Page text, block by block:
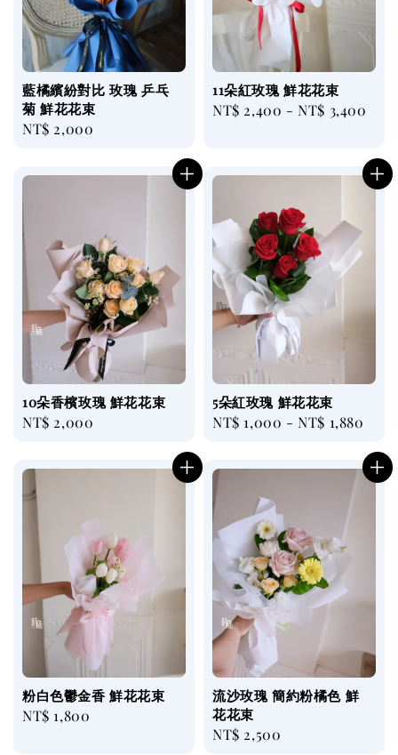
藍橘繽紛對比 玫瑰 乒乓
菊 鮮花花束
Regular
NT$ 2,000
11朵紅玫瑰 鮮花花束
Regular
NT$ 2,400 -NT$ 3,400
10朵香檳玫瑰 鮮花花束
Regular
NT$ 2,000
5朵紅玫瑰 鮮花花束
Regular
NT$ 1,000 -NT$ 1,880
粉白色鬱金香 鮮花花束
Regular
NT$ 1,800
流沙玫瑰 簡約粉橘色 鮮
花花束
Regular
NT$ 2,500